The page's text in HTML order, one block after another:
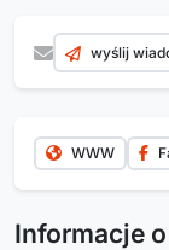
wyślij
WWW
Informacje